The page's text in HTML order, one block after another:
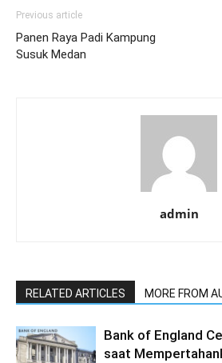
Previous article
Panen Raya Padi Kampung
Susuk Medan
admin
RELATED ARTICLES MORE FROM
Bank of England
saat